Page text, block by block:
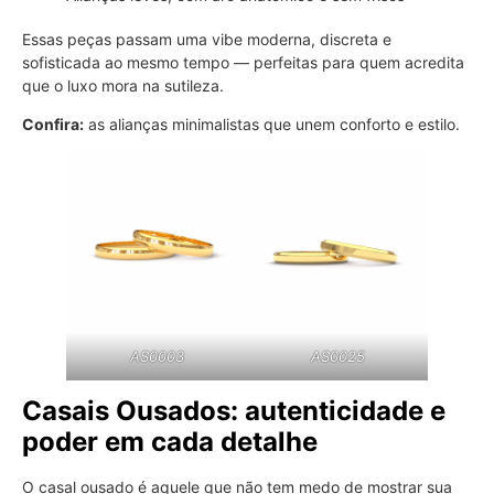
Essas peças passam uma vibe moderna, discreta e
sofisticada ao mesmo tempo — perfeitas para quem acredita
que o luxo mora na sutileza.
Confira: as alianças minimalistas que unem conforto e estilo.
AS0003 AS0025
Casais Ousados: autenticidade e
poder em cada detalhe
O casal ousado é aquele que não tem medo de mostrar sua